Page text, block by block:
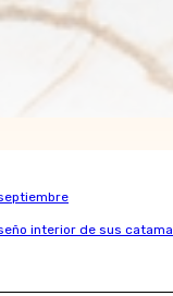
interior de sus